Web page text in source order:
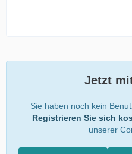
Jetzt
Sie haben noch kein
Registrieren Sie sich
unserer